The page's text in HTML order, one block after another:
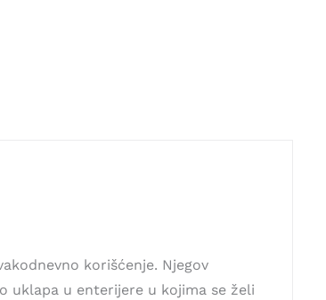
korišćenje. Njegov
uklapa u enterijere u kojima se želi